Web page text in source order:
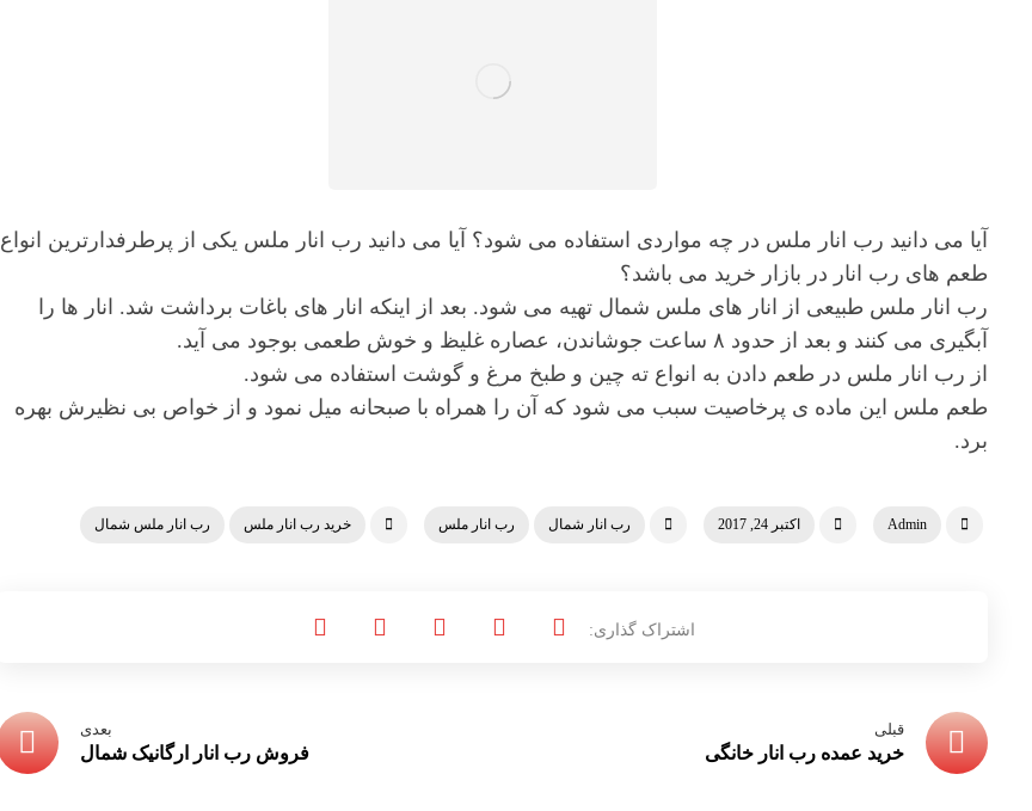
آیا می دانید رب انار ملس در چه مواردی استفاده می شود؟ آیا می دانید رب انار ملس یکی از پرطرفدارترین انواع
طعم های رب انار در بازار خرید می باشد؟
رب انار ملس طبیعی از انار های ملس شمال تهیه می شود. بعد از اینکه انار های باغات برداشت شد. انار ها را
آبگیری می کنند و بعد از حدود ۸ ساعت جوشاندن، عصاره غلیظ و خوش طعمی بوجود می آید.
از رب انار ملس در طعم دادن به انواع ته چین و طبخ مرغ و گوشت استفاده می شود.
طعم ملس این ماده ی پرخاصیت سبب می شود که آن را همراه با صبحانه میل نمود و از خواص بی نظیرش بهره
برد.
Admin اکتبر 24, 2017 رب انار شمال رب انار ملس خرید رب انار ملس رب انار ملس شمال
قبلی
خرید عمده رب انار خانگی
بعدی
فروش رب انار ارگانیک شمال